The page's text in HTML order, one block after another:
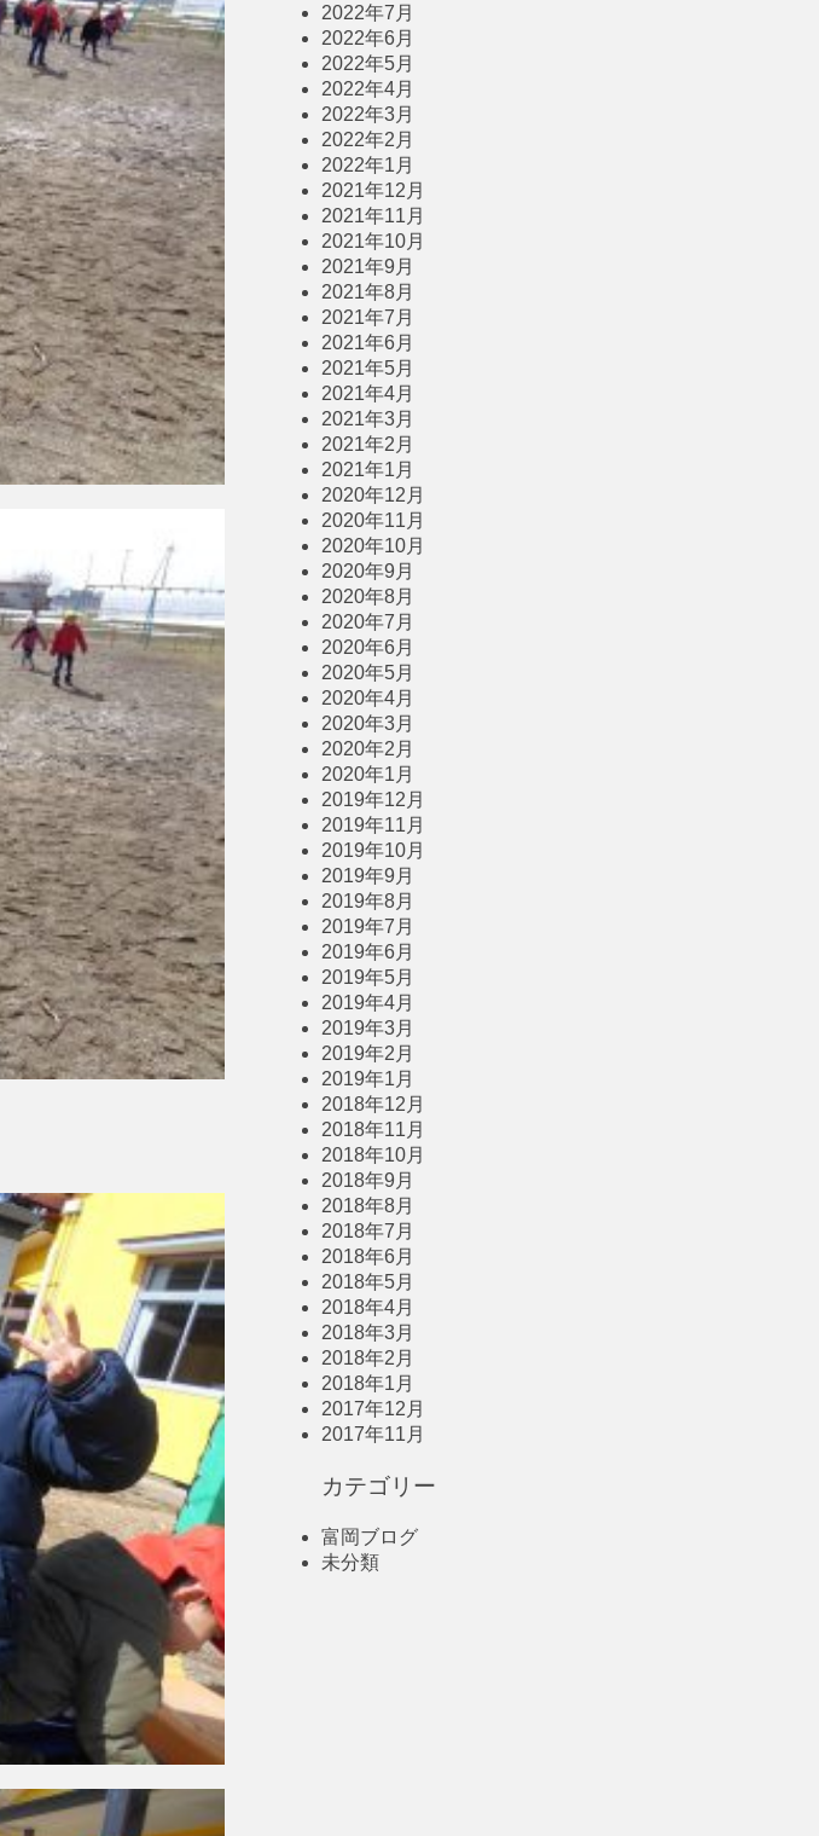
2022年7月
2022年6月
2022年5月
2022年4月
2022年3月
2022年2月
2022年1月
2021年12月
2021年11月
2021年10月
2021年9月
2021年8月
2021年7月
2021年6月
2021年5月
2021年4月
2021年3月
2021年2月
2021年1月
2020年12月
2020年11月
2020年10月
2020年9月
2020年8月
2020年7月
2020年6月
2020年5月
2020年4月
2020年3月
2020年2月
2020年1月
2019年12月
2019年11月
2019年10月
2019年9月
2019年8月
2019年7月
2019年6月
2019年5月
2019年4月
2019年3月
2019年2月
2019年1月
2018年12月
2018年11月
2018年10月
2018年9月
2018年8月
2018年7月
2018年6月
2018年5月
2018年4月
2018年3月
2018年2月
2018年1月
2017年12月
2017年11月
カテゴリー
富岡ブログ
未分類